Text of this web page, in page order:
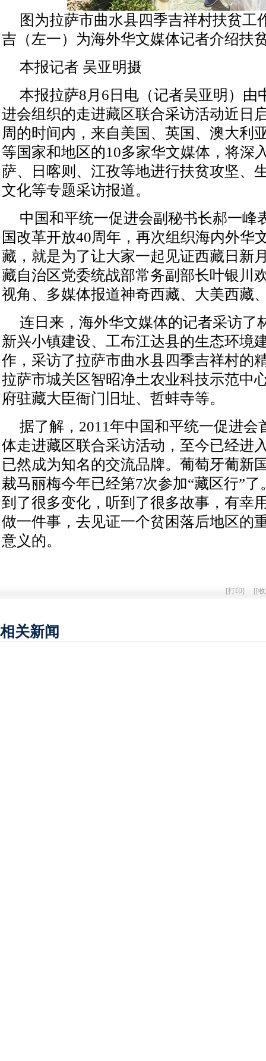
图为拉萨市曲水县四季吉祥村扶贫工
吉（左一）为海外华文媒体记者介绍扶
本报记者 吴亚明摄
本报拉萨8月6日电（记者吴亚明）由
进会组织的走进藏区联合采访活动近日
周的时间内，来自美国、英国、澳大利
等国家和地区的10多家华文媒体，将深
萨、日喀则、江孜等地进行扶贫攻坚、
文化等专题采访报道。
中国和平统一促进会副秘书长郝一峰
国改革开放40周年，再次组织海内外华
藏，就是为了让大家一起见证西藏日新
藏自治区党委统战部常务副部长叶银川
视角、多媒体报道神奇西藏、大美西藏
连日来，海外华文媒体的记者采访了
新兴小镇建设、工布江达县的生态环境
作，采访了拉萨市曲水县四季吉祥村的
拉萨市城关区智昭净土农业科技示范中
府驻藏大臣衙门旧址、哲蚌寺等。
据了解，2011年中国和平统一促进会
体走进藏区联合采访活动，至今已经进
已然成为知名的交流品牌。葡萄牙葡新
裁马丽梅今年已经第7次参加“藏区行”
到了很多变化，听到了很多故事，有幸
做一件事，去见证一个贫困落后地区的
意义的。
[打印] [[
相关新闻